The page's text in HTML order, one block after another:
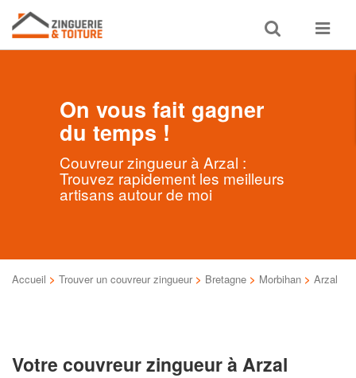
Toggle
search
Toggle
On vous fait gagner
du temps !
Couvreur zingueur à Arzal :
Trouvez rapidement les meilleurs
artisans autour de moi
Accueil > Trouver un couvreur zingueur > Bretagne > Morbihan > Arzal
Votre couvreur zingueur à Arzal